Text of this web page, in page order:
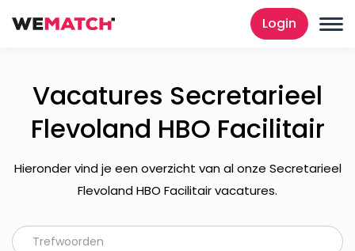
Login
Vacatures Secretarieel
Flevoland HBO Facilitair
Hieronder vind je een overzicht van al onze Secretarieel
Flevoland HBO Facilitair vacatures.